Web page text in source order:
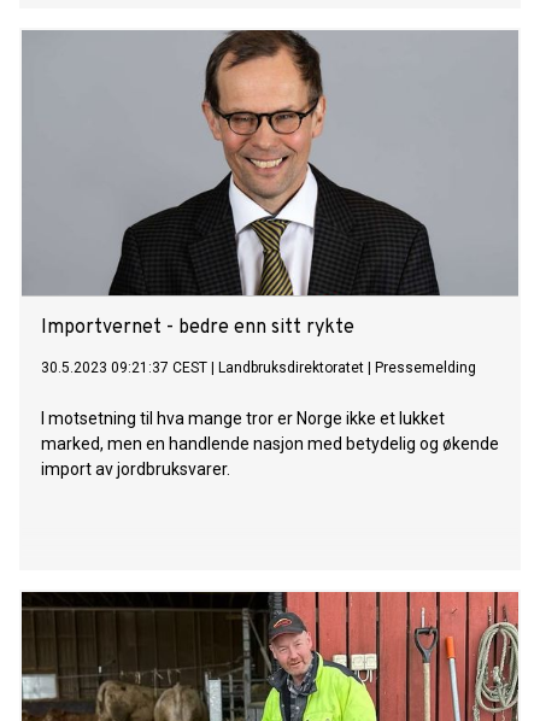
Importvernet - bedre enn sitt rykte
30.5.2023 09:21:37 CEST Landbruksdirektoratet Pressemelding
I motsetning til hva mange tror er Norge ikke et lukket
marked, men en handlende nasjon med betydelig og økende
import av jordbruksvarer.